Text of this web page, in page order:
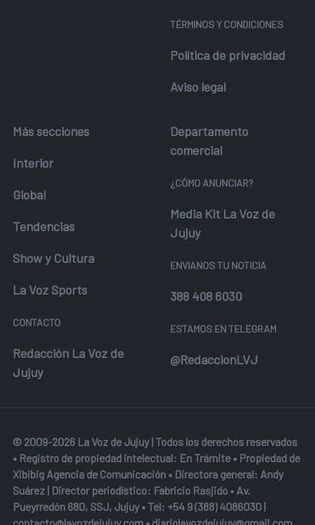
TÉRMINOS Y CONDICIONES
Política de privacidad
Aviso legal
Más secciones
Interior
Global
Tendencias
Show y Cultura
La Voz Sports
CONTACTO
Redacción La Voz de
Jujuy
Departamento
comercial
¿CÓMO ANUNCIAR?
Media Kit La Voz de
Jujuy
ENVIANOS TU NOTICIA
388 408 6030
ESTAMOS EN TELEGRAM
@RedaccionLVJ
© 2009-2026 La Voz de Jujuy | Todos los derechos reservados
• Registro de propiedad intelectual: En Trámite • Propiedad de
Xibibig Agencia de Comunicación • Directora general: Andy
Suárez | Director periodístico: Fabricio Rasjido • Av.
Pueyrredón 680, SSJ, Jujuy • Tel: +54 9 (388) 4086030 |